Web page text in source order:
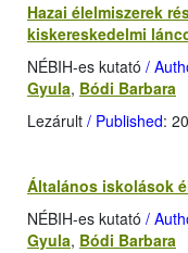
Hazai élelmiszerek
kiskereskedelmi
NÉBIH-es kutató /
Gyula, Bódi Barbara
Lezárult / Published:
Általános iskolások
NÉBIH-es kutató /
Gyula, Bódi Barbara